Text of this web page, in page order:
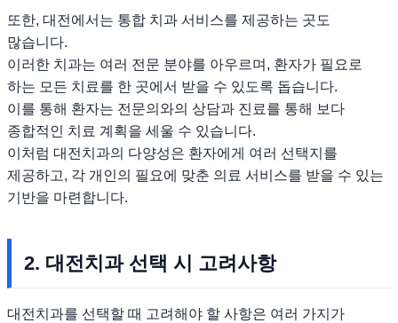
또한, 대전에서는 통합 치과 서비스를 제공하는 곳도
많습니다.
이러한 치과는 여러 전문 분야를 아우르며, 환자가 필요로
하는 모든 치료를 한 곳에서 받을 수 있도록 돕습니다.
이를 통해 환자는 전문의와의 상담과 진료를 통해 보다
종합적인 치료 계획을 세울 수 있습니다.
이처럼 대전치과의 다양성은 환자에게 여러 선택지를
제공하고, 각 개인의 필요에 맞춘 의료 서비스를 받을 수 있는
기반을 마련합니다.
2. 대전치과 선택 시 고려사항
대전치과를 선택할 때 고려해야 할 사항은 여러 가지가